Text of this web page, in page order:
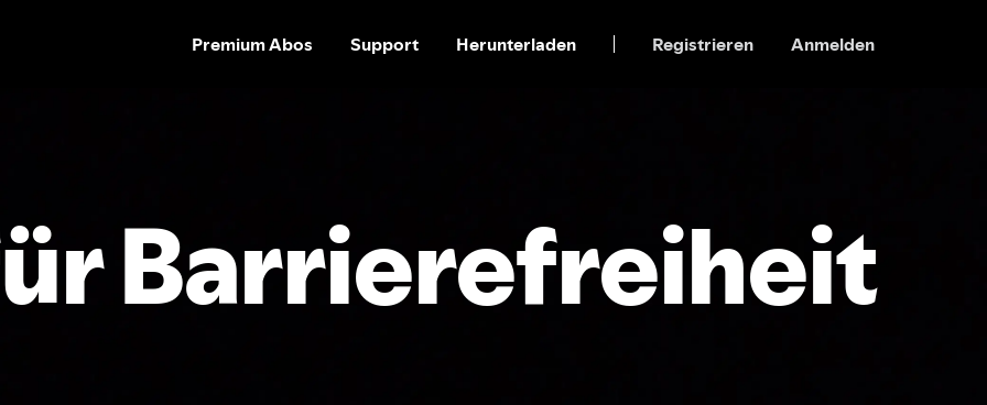
Premium Abos Support Herunterladen Registrieren Anmelden
Barrierefreiheit